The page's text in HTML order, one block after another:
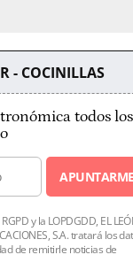
- COCINILLAS
todos los
APUNTARME
y la LOPDGDD, EL
S.A. tratará los
de remitirle noticias de